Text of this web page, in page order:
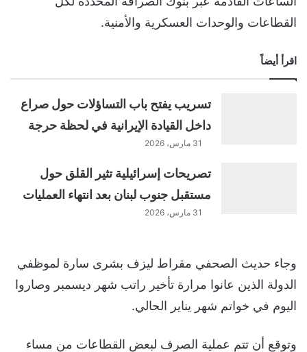
القطاعات والوحدات العسكرية والأمنية.
اقرأ أيضاً
تسريب يفتح باب التساؤلات حول صراع
داخل القيادة الإيرانية في لحظة حرجة
31 مارس، 2026
تصريحات إسرائيلية تثير القلق حول
مستقبل جنوب لبنان بعد انتهاء العمليات
31 مارس، 2026
وجاء حديث الصحفي مقراط ليزف بشرى سارة لموظفي
الدولة الذين عانوا مرارة تأخير راتب شهر ديسمبر وصاروا
اليوم في خواتم شهر يناير الحالي.
وتوقع أن تتم عملية الصرف لبعض القطاعات من مساء